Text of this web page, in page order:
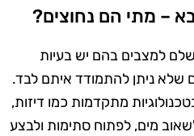
– מתי הם נחוצים?
למצבים בהם יש בעיות
ניתן להתמודד איתם לבד.
מתקדמות כמו דיזות,
מים, לפתוח סתימות ולבצע